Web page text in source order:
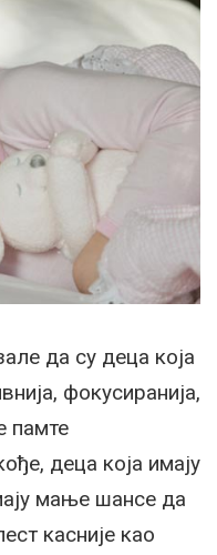
да су деца која
фокусиранија,
памте
деца која имају
мање шансе да
касније као